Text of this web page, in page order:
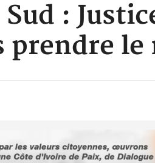
:
prendre le